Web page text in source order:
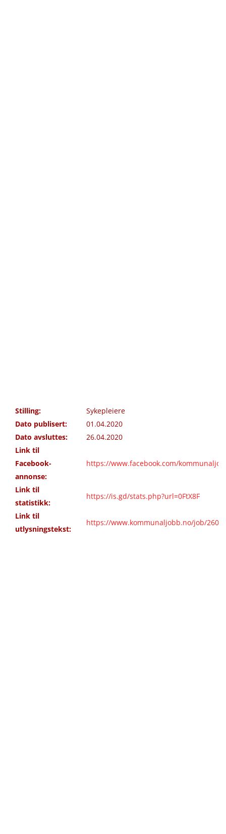
Stilling:
Sykepleiere
Dato publisert:
01.04.2020
Dato avsluttes:
26.04.2020
Link til
Facebook-
annonse:
https://www.facebook.com/
Link til
statistikk:
https://is.gd/stats.php?url=0FtX8F
Link til
utlysningstekst:
https://www.kommunaljobb.no/job/